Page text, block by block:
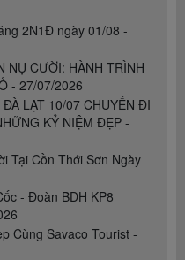
2N1Đ ngày 01/08 -
NỤ CƯỜI: HÀNH TRÌNH
- 27/07/2026
LẠT 10/07 CHUYẾN ĐI
KỶ NIỆM ĐẸP -
Tại Cồn Thới Sơn Ngày
- Đoàn BDH KP8
Cùng Savaco Tourist -